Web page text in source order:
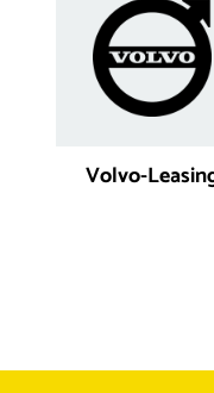
Volvo-